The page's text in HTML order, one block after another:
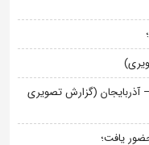
آذربایجان (گزارش تصویری
یافت؛